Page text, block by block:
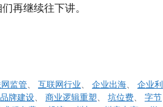
再继续往下讲。
监管 、互联网行业 、企业出海 、企业利
品牌建设 商业逻辑重塑 坑位费
字节